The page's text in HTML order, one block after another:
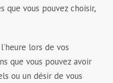
que vous pouvez choisir,
lors de vos
que vous pouvez avoir
ou un désir de vous